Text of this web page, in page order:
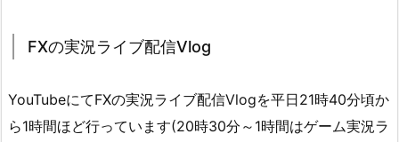
FXの実況ライブ配信Vlog
YouTubeにてFXの実況ライブ配信Vlogを平日21時40分頃か
ら1時間ほど行っています(20時30分～1時間はゲーム実況ラ